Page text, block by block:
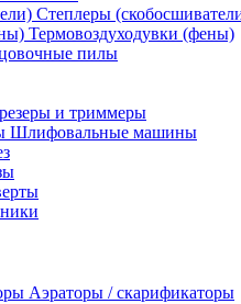
Степлеры
Термовоздуходувки (фены)
пилы
и триммеры
Шлифовальные машины
Аэраторы / скарификаторы